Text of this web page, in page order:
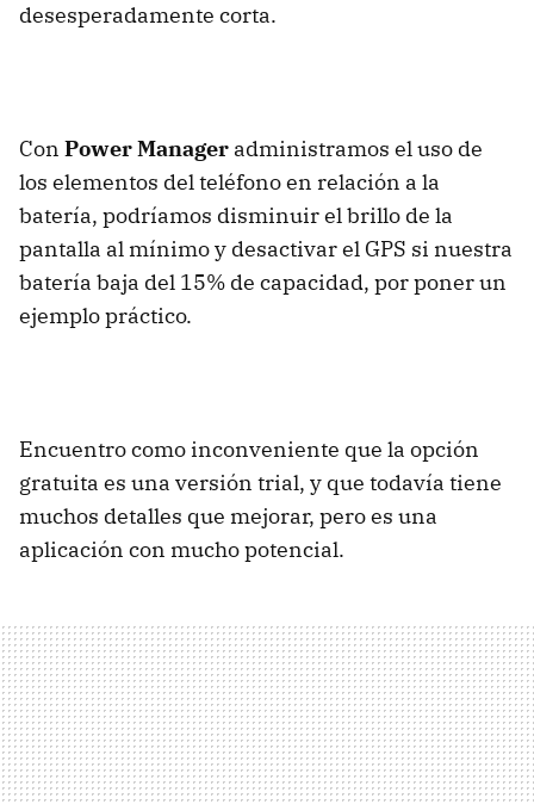
desesperadamente corta.
Con Power Manager administramos el uso de
los elementos del teléfono en relación a la
batería, podríamos disminuir el brillo de la
pantalla al mínimo y desactivar el GPS si nuestra
batería baja del 15% de capacidad, por poner un
ejemplo práctico.
Encuentro como inconveniente que la opción
gratuita es una versión trial, y que todavía tiene
muchos detalles que mejorar, pero es una
aplicación con mucho potencial.